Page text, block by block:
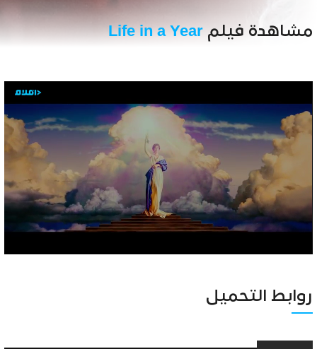
مشاهدة فيلم Life in a Year
Unmute Settings
روابط التحميل